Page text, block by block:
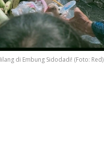
di Embung Sidodadi! (Foto: Red)